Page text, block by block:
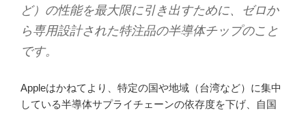
ど）の性能を最大限に引き出すために、ゼロか
ら専用設計された特注品の半導体チップのこと
です。
Appleはかねてより、特定の国や地域（台湾など）に集中
している半導体サプライチェーンの依存度を下げ、自国